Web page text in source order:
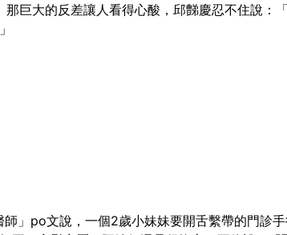
巨大的反差讓人看得心酸，邱豑慶忍不住說：
」po文說，一個2歲小妹妹要開舌繫帶的門診